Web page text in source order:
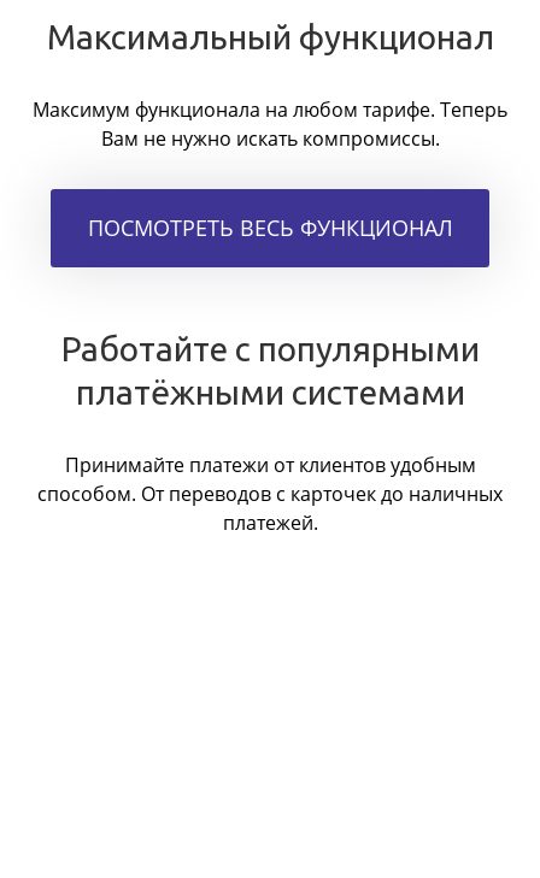
Максимальный функционал
Максимум функционала на любом тарифе. Теперь
Вам не нужно искать компромиссы.
ПОСМОТРЕТЬ ВЕСЬ ФУНКЦИОНАЛ
Работайте с популярными
платёжными системами
Принимайте платежи от клиентов удобным
способом. От переводов с карточек до наличных
платежей.